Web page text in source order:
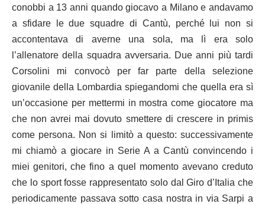
conobbi a 13 anni quando giocavo a Milano e andavamo
a sfidare le due squadre di Cantù, perché lui non si
accontentava di averne una sola, ma lì era solo
l’allenatore della squadra avversaria. Due anni più tardi
Corsolini mi convocò per far parte della selezione
giovanile della Lombardia spiegandomi che quella era sì
un’occasione per mettermi in mostra come giocatore ma
che non avrei mai dovuto smettere di crescere in primis
come persona. Non si limitò a questo: successivamente
mi chiamò a giocare in Serie A a Cantù convincendo i
miei genitori, che fino a quel momento avevano creduto
che lo sport fosse rappresentato solo dal Giro d’Italia che
periodicamente passava sotto casa nostra in via Sarpi a